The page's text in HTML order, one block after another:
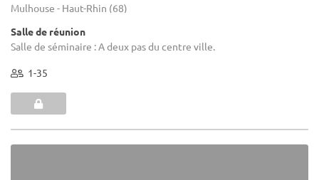
Mulhouse - Haut-Rhin (68)
Salle de réunion
Salle de séminaire : A deux pas du centre ville.
1-35